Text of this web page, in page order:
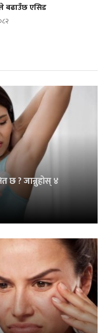
बढाउँछ एसिड
छ ? जान्नुहोस् ४